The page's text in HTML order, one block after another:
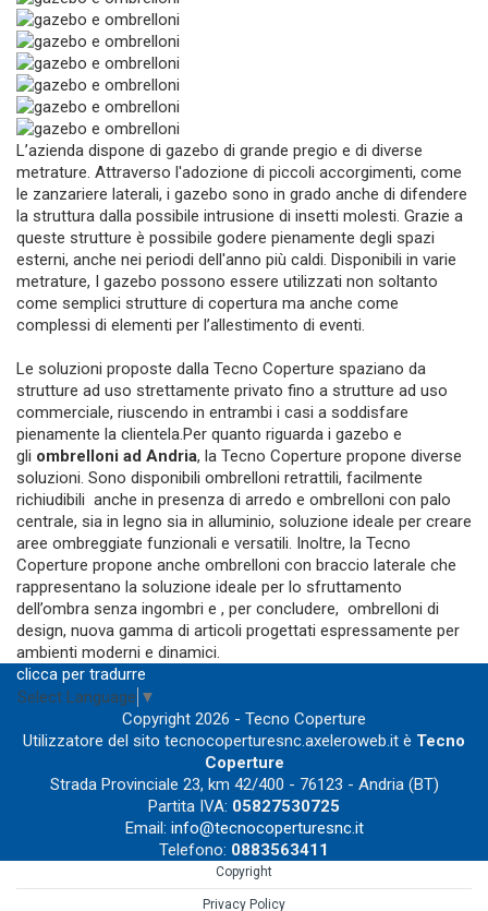
L’azienda dispone di gazebo di grande pregio e di diverse
metrature. Attraverso l'adozione di piccoli accorgimenti, come
le zanzariere laterali, i gazebo sono in grado anche di difendere
la struttura dalla possibile intrusione di insetti molesti. Grazie a
queste strutture è possibile godere pienamente degli spazi
esterni, anche nei periodi dell'anno più caldi. Disponibili in varie
metrature, I gazebo possono essere utilizzati non soltanto
come semplici strutture di copertura ma anche come
complessi di elementi per l’allestimento di eventi.
Le soluzioni proposte dalla Tecno Coperture spaziano da
strutture ad uso strettamente privato fino a strutture ad uso
commerciale, riuscendo in entrambi i casi a soddisfare
pienamente la clientela.Per quanto riguarda i gazebo e
gli ombrelloni ad Andria, la Tecno Coperture propone diverse
soluzioni. Sono disponibili ombrelloni retrattili, facilmente
richiudibili anche in presenza di arredo e ombrelloni con palo
centrale, sia in legno sia in alluminio, soluzione ideale per creare
aree ombreggiate funzionali e versatili. Inoltre, la Tecno
Coperture propone anche ombrelloni con braccio laterale che
rappresentano la soluzione ideale per lo sfruttamento
dell’ombra senza ingombri e , per concludere, ombrelloni di
design, nuova gamma di articoli progettati espressamente per
ambienti moderni e dinamici.
clicca per tradurre
Select Language ▼
Copyright 2026 - Tecno Coperture
Utilizzatore del sito tecnocoperturesnc.axeleroweb.it è Tecno
Coperture
Strada Provinciale 23, km 42/400 - 76123 - Andria (BT)
Partita IVA: 05827530725
Email: info@tecnocoperturesnc.it
Telefono: 0883563411
Copyright
Privacy Policy